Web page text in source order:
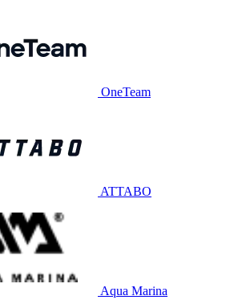
OneTeam
ATTABO
Aqua Marina